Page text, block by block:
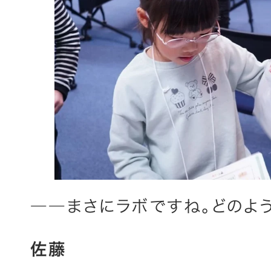
――まさにラボですね。どのよ
佐藤